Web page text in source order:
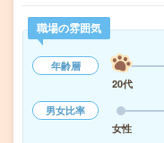
職場の雰囲気
年齢層
20代
男女比率
女性